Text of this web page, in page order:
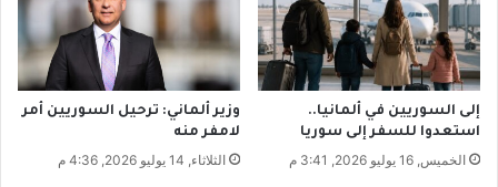
ن
ا
ل
ع
ا
ل
ى
ث
ا
ن
ب
ا
إلى السوريين في ألمانيا..
استعدوا للسفر إلى سوريا
الخميس, 16 يوليو 2026, 3:41 م
وزير ألماني: ترحيل السوريين أمر
لامفر منه
الثلاثاء, 14 يوليو 2026, 4:36 م